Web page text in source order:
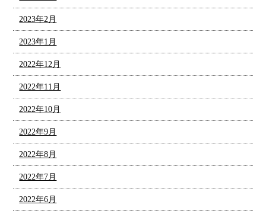
2023年2月
2023年1月
2022年12月
2022年11月
2022年10月
2022年9月
2022年8月
2022年7月
2022年6月